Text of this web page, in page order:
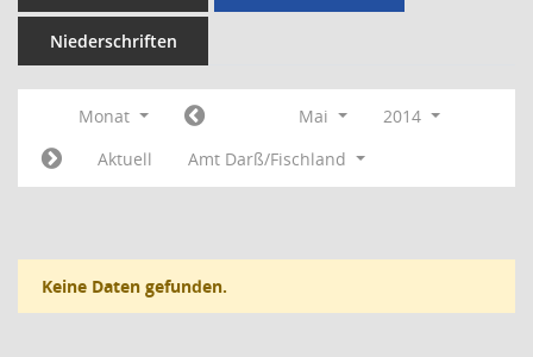
Niederschriften
Monat Mai
2014
Aktuell
Amt Darß/Fischland
Keine Daten gefunden.